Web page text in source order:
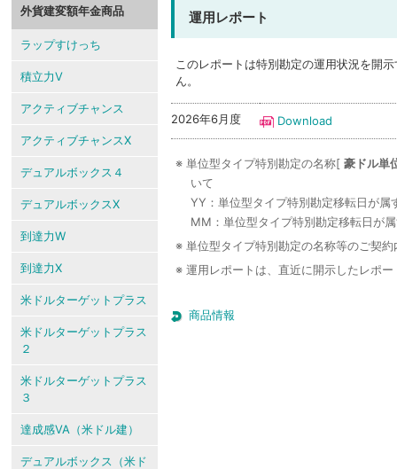
運用レポート
このレポートは特別勘定の運用状況を開
ん。
2026年6月度 Download
※ 単位型タイプ特別勘定の名称[豪ドル単
いて
YY：単位型タイプ特別勘定移転日が属
MM：単位型タイプ特別勘定移転日が
※ 単位型タイプ特別勘定の名称等のご契
※ 運用レポートは、直近に開示したレポ
商品情報
外貨建変額年金商品
ラップすけっち
積立力V
アクティブチャンス
アクティブチャンスX
デュアルボックス４
デュアルボックスX
到達力W
到達力X
米ドルターゲットプラス
米ドルターゲットプラス
２
米ドルターゲットプラス
３
達成感VA（米ドル建）
デュアルボックス（米ド